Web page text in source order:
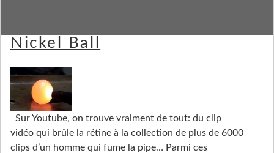
Nickel Ball
Sur Youtube, on trouve vraiment de tout: du clip
vidéo qui brûle la rétine à la collection de plus de 6000
clips d’un homme qui fume la pipe… Parmi ces